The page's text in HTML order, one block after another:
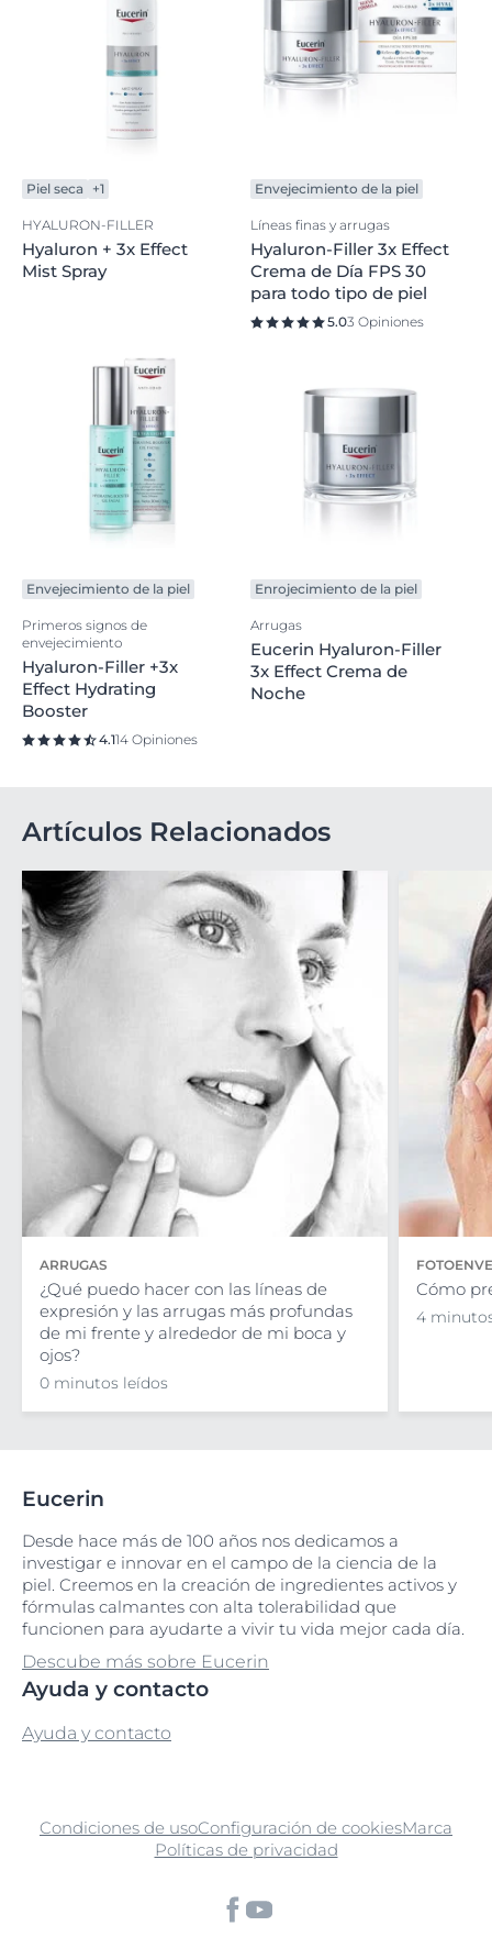
Piel seca +1
HYALURON-FILLER
Hyaluron + 3x Effect
Mist Spray
Envejecimiento de la piel
Líneas finas y arrugas
Hyaluron-Filler 3x Effect
Crema de Día FPS 30
para todo tipo de piel
5.03 Opiniones
Envejecimiento de la piel
Primeros signos de
envejecimiento
Hyaluron-Filler +3x
Effect Hydrating
Booster
4.114 Opiniones
Enrojecimiento de la piel
Arrugas
Eucerin Hyaluron-Filler
3x Effect Crema de
Noche
Artículos Relacionados
ARRUGAS
¿Qué puedo hacer con las líneas de
expresión y las arrugas más profundas
de mi frente y alrededor de mi boca y
ojos?
0 minutos leídos
Cómo
4
Eucerin
Desde hace más de 100 años nos dedicamos a
investigar e innovar en el campo de la ciencia de la
piel. Creemos en la creación de ingredientes activos y
fórmulas calmantes con alta tolerabilidad que
funcionen para ayudarte a vivir tu vida mejor cada día.
Descube más sobre Eucerin
Ayuda y contacto
Ayuda y contacto
Condiciones de usoConfiguración de cookiesMarca
Políticas de privacidad